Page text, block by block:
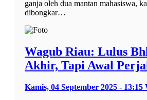
ganja oleh dua mantan mahasiswa,
dibongkar…
Wagub Riau: Lulus
Akhir, Tapi Awal
Kamis, 04 September 2025 - 13:15